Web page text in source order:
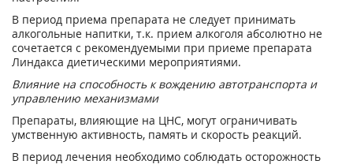
В период приема препарата не следует принимать
алкогольные напитки, т.к. прием алкоголя абсолютно не
сочетается с рекомендуемыми при приеме препарата
Линдакса диетическими мероприятиями.
Влияние на способность к вождению автотранспорта и
управлению механизмами
Препараты, влияющие на ЦНС, могут ограничивать
умственную активность, память и скорость реакций.
В период лечения необходимо соблюдать осторожность